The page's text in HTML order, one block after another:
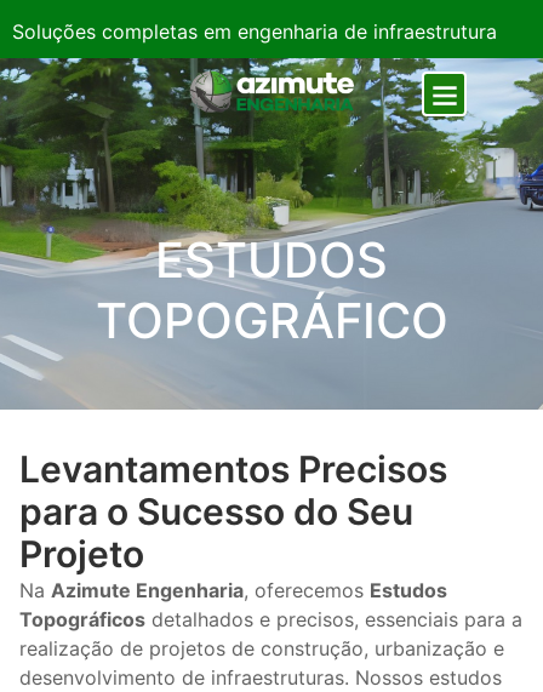
Soluções completas em engenharia de infraestrutura
ESTUDOS
TOPOGRÁFICO
Levantamentos Precisos
para o Sucesso do Seu
Projeto
Na Azimute Engenharia, oferecemos Estudos
Topográficos detalhados e precisos, essenciais para a
realização de projetos de construção, urbanização e
desenvolvimento de infraestruturas. Nossos estudos